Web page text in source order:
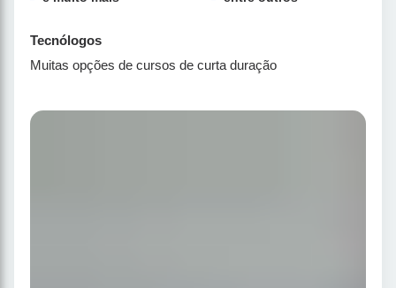
Tecnólogos
Muitas opções de cursos de curta duração